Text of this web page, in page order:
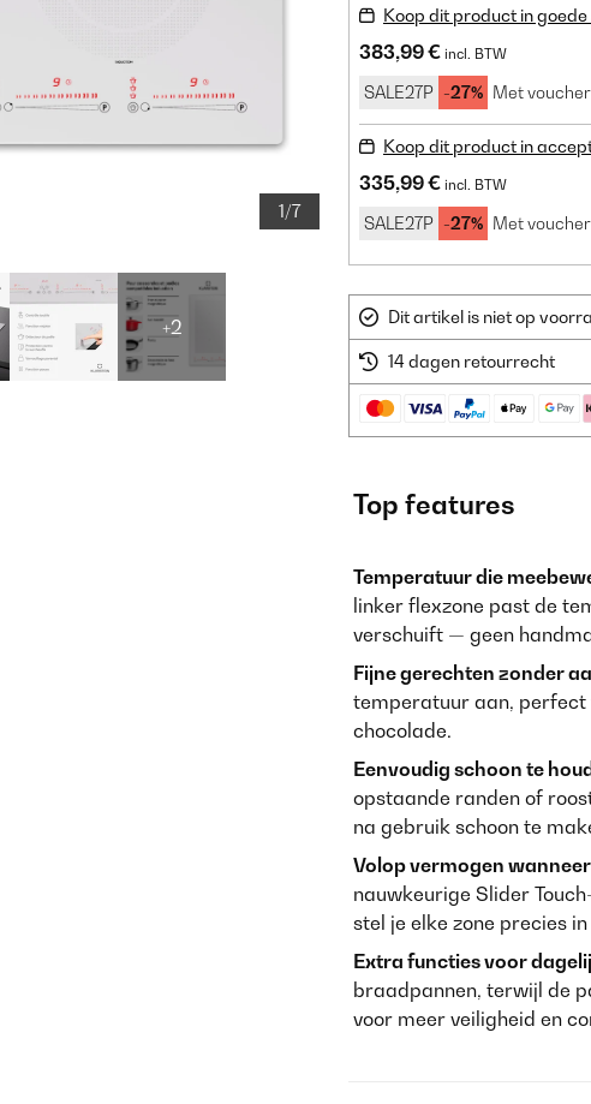
1/7
+2
Koop dit product in
383,99 € incl. BTW
SALE27P -27% Met
Koop dit product in
335,99 € incl. BTW
SALE27P -27% Met
Dit artikel is niet op
14 dagen retourrecht
Top features
Temperatuur die
linker flexzone past de
verschuift — geen
Fijne gerechten zonder
temperatuur aan, perfect
chocolade.
Eenvoudig schoon te
opstaande randen of
na gebruik schoon te
Volop vermogen
nauwkeurige Slider
stel je elke zone precies
Extra functies voor
braadpannen, terwijl de
voor meer veiligheid en